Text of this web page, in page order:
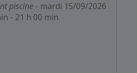
piscine - mardi 15/09/2026
- 21 h 00 min